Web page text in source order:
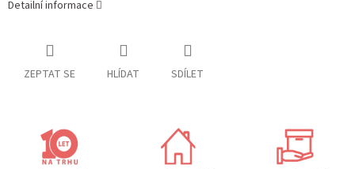
Detailní informace
ZEPTAT SE HLÍDAT SDÍLET